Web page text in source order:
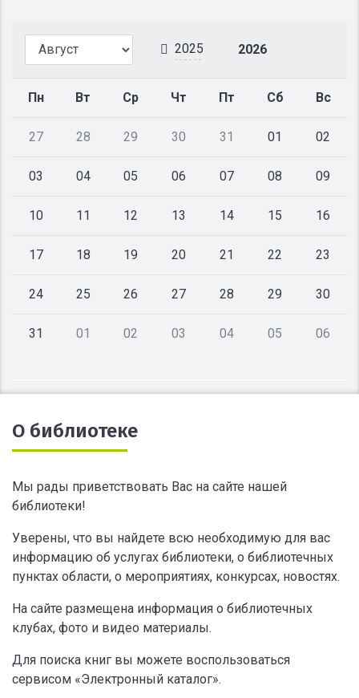
2025 2026
Пн Вт Ср Чт Пт Сб Вс
27 28 29 30 31 01 02
03 04 05 06 07 08 09
10 11 12 13 14 15 16
17 18 19 20 21 22 23
24 25 26 27 28 29 30
31 01 02 03 04 05 06
О библиотеке
Мы рады приветствовать Вас на сайте нашей
библиотеки!
Уверены, что вы найдете всю необходимую для вас
информацию об услугах библиотеки, о библиотечных
пунктах области, о мероприятиях, конкурсах, новостях.
На сайте размещена информация о библиотечных
клубах, фото и видео материалы.
Для поиска книг вы можете воспользоваться
сервисом «Электронный каталог».